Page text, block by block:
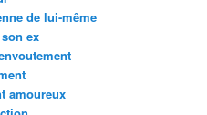
de lui-même
ex
amoureux